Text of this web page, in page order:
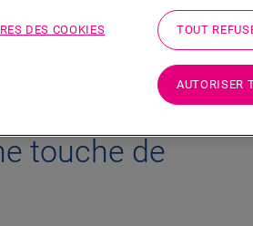
touche de
DES COOKIES TOUT
AUTORISER